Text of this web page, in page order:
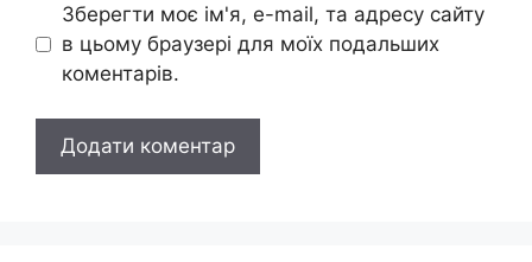
Зберегти моє ім'я, e-mail, та адресу сайту
в цьому браузері для моїх подальших
коментарів.